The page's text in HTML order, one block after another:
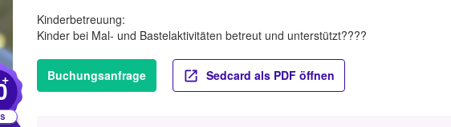
+
Kinderbetreuung:
Kinder bei Mal- und Bastelaktivitäten betreut und unterstützt????
Buchungsanfrage Sedcard als PDF öffnen